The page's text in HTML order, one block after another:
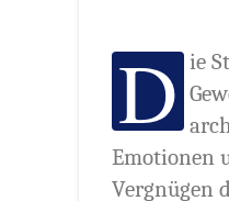
D ie
Emotionen
Vergnügen